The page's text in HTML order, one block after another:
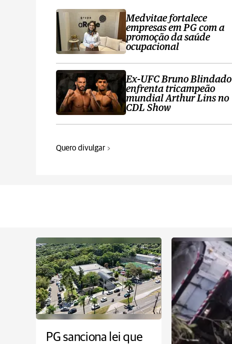
Medvitae fortalece
empresas em PG com a
promoção da saúde
ocupacional
Ex-UFC Bruno Blindado
enfrenta tricampeão
mundial Arthur Lins no
CDL Show
Quero divulgar
PG sanciona lei que